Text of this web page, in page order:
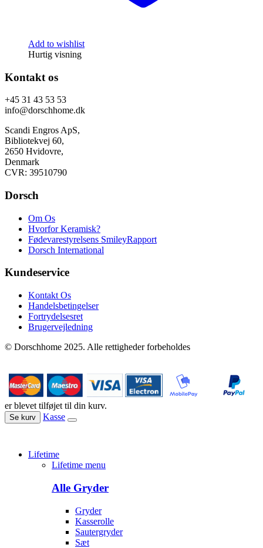
Add to wishlist
Hurtig visning
Kontakt os
+45 31 43 53 53
info@dorschhome.dk
Scandi Engros ApS,
Bibliotekvej 60,
2650 Hvidovre,
Denmark
CVR: 39510790
Dorsch
Om Os
Hvorfor Keramisk?
Fødevarestyrelsens SmileyRapport
Dorsch International
Kundeservice
Kontakt Os
Handelsbetingelser
Fortrydelsesret
Brugervejledning
© Dorschhome 2025. Alle rettigheder forbeholdes
er blevet tilføjet til din kurv.
Se kurv Kasse
Lifetime
Lifetime menu
Alle Gryder
Gryder
Kasserolle
Sautergryder
Sæt